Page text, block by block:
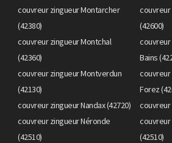
couvreur zingueur Montarcher
(42380)
couvreur
(42600)
couvreur zingueur Montchal
(42360)
couvreur
Bains
couvreur zingueur Montverdun
(42130)
couvreur
Forez
couvreur zingueur Nandax (42720)
couvreur
couvreur zingueur Néronde
(42510)
couvreur
(42510)